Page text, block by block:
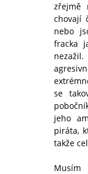
zřejmě
chovají
nebo
fracka
se
jeho
piráta,
takže